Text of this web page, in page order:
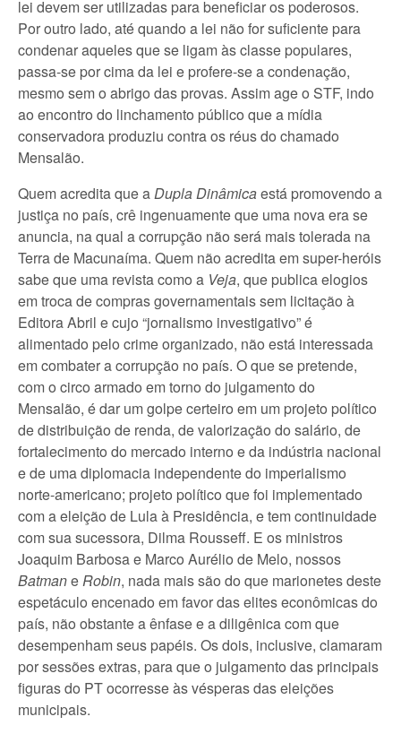
lei devem ser utilizadas para beneficiar os poderosos.
Por outro lado, até quando a lei não for suficiente para
condenar aqueles que se ligam às classe populares,
passa-se por cima da lei e profere-se a condenação,
mesmo sem o abrigo das provas. Assim age o STF, indo
ao encontro do linchamento público que a mídia
conservadora produziu contra os réus do chamado
Mensalão.
Quem acredita que aDupla Dinâmicaestá promovendo a
justiça no país, crê ingenuamente que uma nova era se
anuncia, na qual a corrupção não será mais tolerada na
Terra de Macunaíma. Quem não acredita em super-heróis
sabe que uma revista como a Veja, que publica elogios
em troca de compras governamentais sem licitação à
Editora Abril e cujo “jornalismo investigativo” é
alimentado pelo crime organizado, não está interessada
em combater a corrupção no país. O que se pretende,
com o circo armado em torno do julgamento do
Mensalão, é dar um golpe certeiro em um projeto político
de distribuição de renda, de valorização do salário, de
fortalecimento do mercado interno e da indústria nacional
e de uma diplomacia independente do imperialismo
norte-americano; projeto político que foi implementado
com a eleição de Lula à Presidência, e tem continuidade
com sua sucessora, Dilma Rousseff. E os ministros
Joaquim Barbosa e Marco Aurélio de Melo, nossos
BatmaneRobin, nada mais são do que marionetes deste
espetáculo encenado em favor das elites econômicas do
país, não obstante a ênfase e a diligênica com que
desempenham seus papéis. Os dois, inclusive, clamaram
por sessões extras, para que o julgamento das principais
figuras do PT ocorresse às vésperas das eleições
municipais.